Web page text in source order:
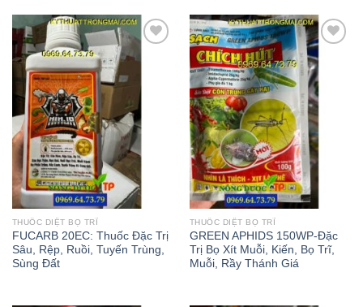
Add to
THUỐC DIỆT BỌ TRĨ
FUCARB 20EC: Thuốc Đặc Trị
Sâu, Rệp, Ruồi, Tuyến Trùng,
Sùng Đất
Add to
wishlist
THUỐC DIỆT BỌ TRĨ
GREEN APHIDS 150WP-Đặc
Trị Bọ Xít Muỗi, Kiến, Bọ Trĩ,
Muỗi, Rầy Thánh Giá